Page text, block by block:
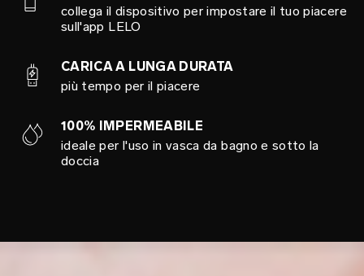
collega il dispositivo per impostare il tuo piacere
sull'app LELO
CARICA A LUNGA DURATA
più tempo per il piacere
100% IMPERMEABILE
ideale per l'uso in vasca da bagno e sotto la
doccia